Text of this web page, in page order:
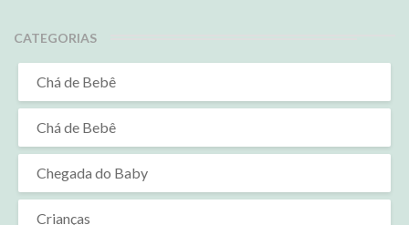
CATEGORIAS
Chá de Bebê
Chá de Bebê
Chegada do Baby
Crianças